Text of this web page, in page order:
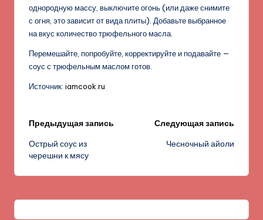
однородную массу, выключите огонь (или даже снимите
с огня, это зависит от вида плиты). Добавьте выбранное
на вкус количество трюфельного масла.
Перемешайте, попробуйте, корректируйте и подавайте —
соус с трюфельным маслом готов.
Источник: iamcook.ru
Навигация
записи
Предыдущая запись
Острый соус из
черешни к мясу
Следующая запись
Чесночный айоли